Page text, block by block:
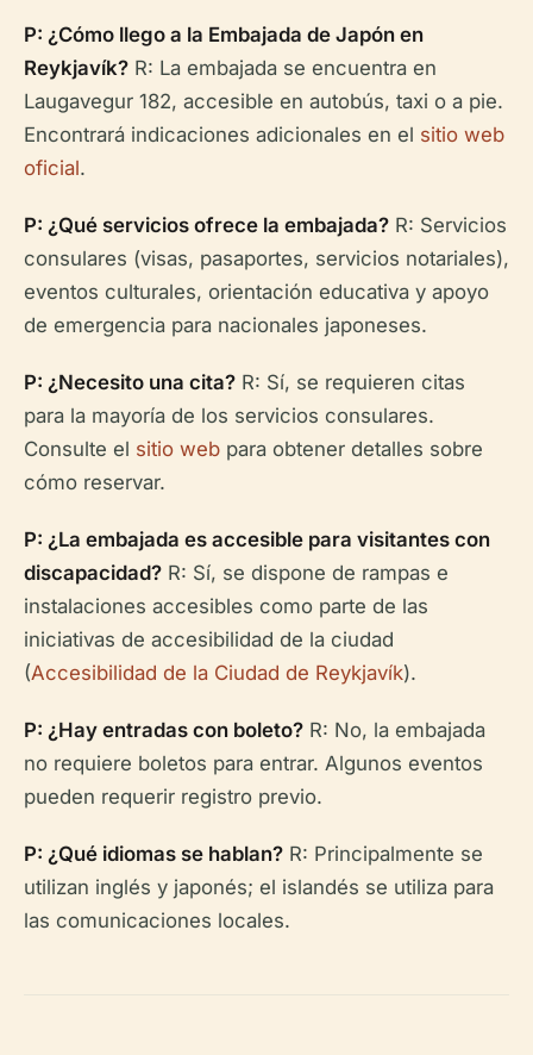
P: ¿Cómo llego a la Embajada de Japón en
Reykjavík? R: La embajada se encuentra en
Laugavegur 182, accesible en autobús, taxi o a pie.
Encontrará indicaciones adicionales en el sitio web
oficial.
P: ¿Qué servicios ofrece la embajada? R: Servicios
consulares (visas, pasaportes, servicios notariales),
eventos culturales, orientación educativa y apoyo
de emergencia para nacionales japoneses.
P: ¿Necesito una cita? R: Sí, se requieren citas
para la mayoría de los servicios consulares.
Consulte el sitio web para obtener detalles sobre
cómo reservar.
P: ¿La embajada es accesible para visitantes con
discapacidad? R: Sí, se dispone de rampas e
instalaciones accesibles como parte de las
iniciativas de accesibilidad de la ciudad
(Accesibilidad de la Ciudad de Reykjavík).
P: ¿Hay entradas con boleto? R: No, la embajada
no requiere boletos para entrar. Algunos eventos
pueden requerir registro previo.
P: ¿Qué idiomas se hablan? R: Principalmente se
utilizan inglés y japonés; el islandés se utiliza para
las comunicaciones locales.